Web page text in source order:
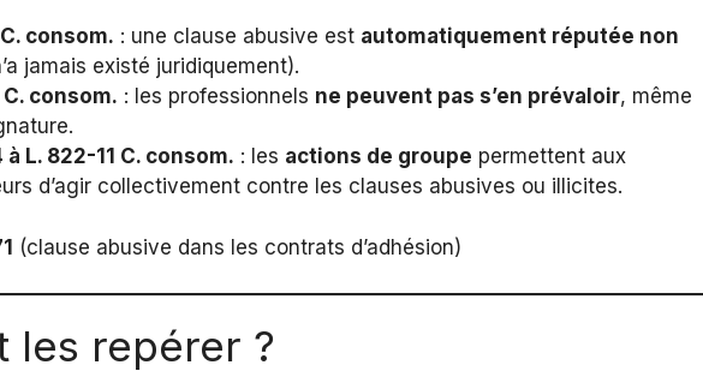
consom. : une clause abusive est automatiquement réputée non
jamais existé juridiquement).
consom. : les professionnels ne peuvent pas s’en prévaloir, même
L. 822-11 C. consom. : les actions de groupe permettent aux
d’agir collectivement contre les clauses abusives ou illicites.
(clause abusive dans les contrats d’adhésion)
les repérer ?